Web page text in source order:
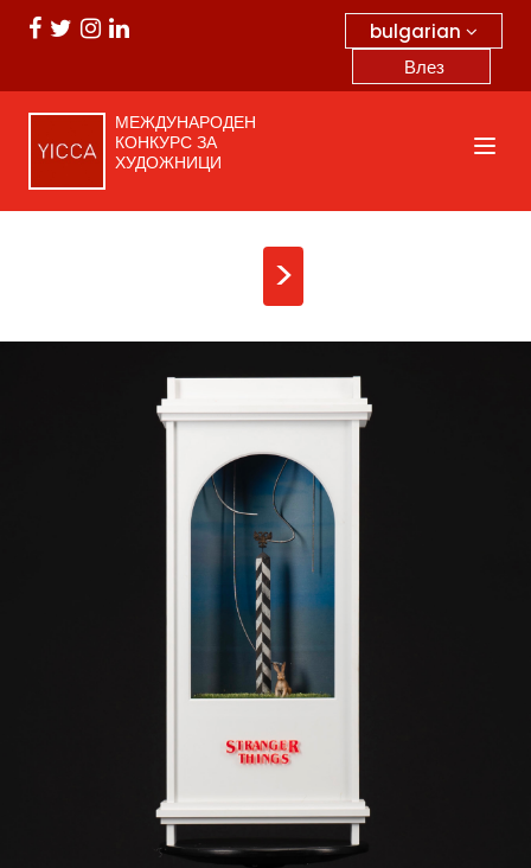
bulgarian
Влез
МЕЖДУНАРОДЕН
КОНКУРС ЗА
ХУДОЖНИЦИ
>